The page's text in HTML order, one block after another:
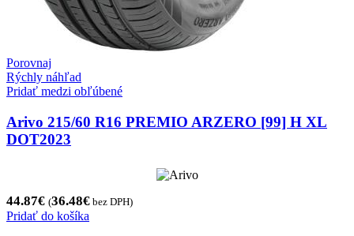
Porovnaj
Rýchly náhľad
Pridať medzi obľúbené
Arivo 215/60 R16 PREMIO ARZERO [99] H XL
DOT2023
44.87€ (36.48€ bez DPH)
Pridať do košíka